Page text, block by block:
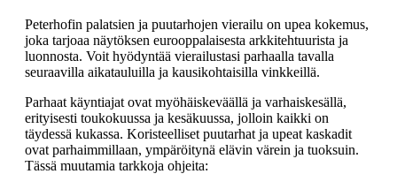
Peterhofin palatsien ja puutarhojen vierailu on upea kokemus,
joka tarjoaa näytöksen eurooppalaisesta arkkitehtuurista ja
luonnosta. Voit hyödyntää vierailustasi parhaalla tavalla
seuraavilla aikatauluilla ja kausikohtaisilla vinkkeillä.
Parhaat käyntiajat ovat myöhäiskeväällä ja varhaiskesällä,
erityisesti toukokuussa ja kesäkuussa, jolloin kaikki on
täydessä kukassa. Koristeelliset puutarhat ja upeat kaskadit
ovat parhaimmillaan, ympäröitynä elävin värein ja tuoksuin.
Tässä muutamia tarkkoja ohjeita: